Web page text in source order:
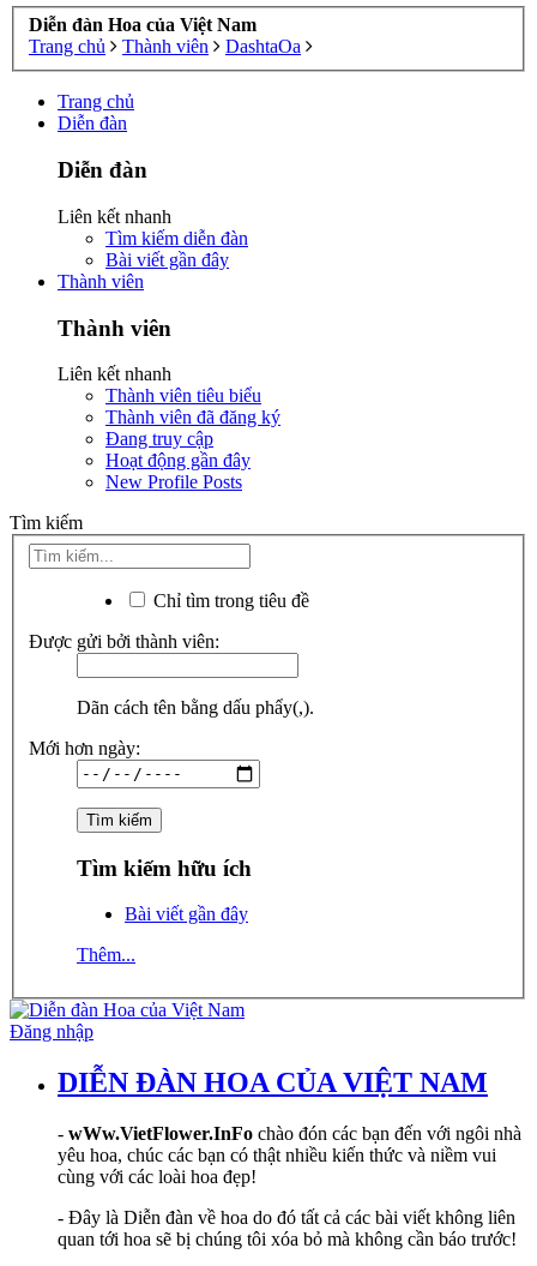
Diễn đàn Hoa của Việt Nam
Trang chủ
Thành viên DashtaOa
Trang chủ
Diễn đàn
Diễn đàn
Liên kết nhanh
Tìm kiếm diễn đàn
Bài viết gần đây
Thành viên
Thành viên
Liên kết nhanh
Thành viên tiêu biểu
Thành viên đã đăng ký
Đang truy cập
Hoạt động gần đây
New Profile Posts
Tìm kiếm
Chỉ tìm trong tiêu đề
Được gửi bởi thành viên:
Dãn cách tên bằng dấu phẩy(,).
Mới hơn ngày:
Tìm kiếm hữu ích
Bài viết gần đây
Thêm...
Đăng nhập
DIỄN ĐÀN HOA CỦA VIỆT NAM
- wWw.VietFlower.InFo chào đón các bạn đến với ngôi nhà
yêu hoa, chúc các bạn có thật nhiều kiến thức và niềm vui
cùng với các loài hoa đẹp!
- Đây là Diễn đàn về hoa do đó tất cả các bài viết không liên
quan tới hoa sẽ bị chúng tôi xóa bỏ mà không cần báo trước!